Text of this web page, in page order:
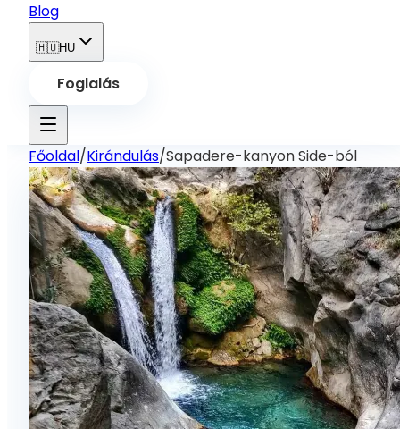
Blog
🇭🇺HU
Foglalás
Főoldal/Kirándulás/Sapadere-kanyon Side-ból